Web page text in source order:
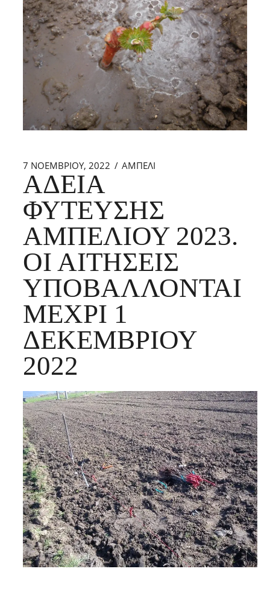
7 ΝΟΕΜΒΡΊΟΥ, 2022 ΑΜΠΕΛΙ
ΆΔΕΙΑ
ΦΎΤΕΥΣΗΣ
ΑΜΠΕΛΙΟΎ 2023.
ΟΙ ΑΙΤΉΣΕΙΣ
ΥΠΟΒΆΛΛΟΝΤΑΙ
ΜΈΧΡΙ 1
ΔΕΚΕΜΒΡΊΟΥ
2022